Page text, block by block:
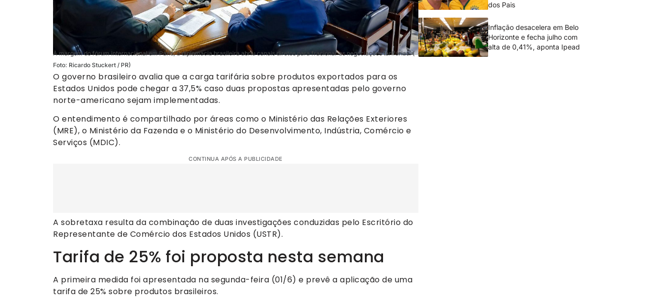
À margem do fórum internacional em Paris, a diplomacia brasileira abriu canais diretos para fracionar as negociações tarifárias. (
Foto: Ricardo Stuckert / PR)
O governo brasileiro avalia que a carga tarifária sobre produtos exportados para os
Estados Unidos pode chegar a 37,5% caso duas propostas apresentadas pelo governo
norte-americano sejam implementadas.
O entendimento é compartilhado por áreas como o Ministério das Relações Exteriores
(MRE), o Ministério da Fazenda e o Ministério do Desenvolvimento, Indústria, Comércio e
Serviços (MDIC).
CONTINUA APÓS A PUBLICIDADE
A sobretaxa resulta da combinação de duas investigações conduzidas pelo Escritório do
Representante de Comércio dos Estados Unidos (USTR).
Tarifa de 25% foi proposta nesta semana
A primeira medida foi apresentada na segunda-feira (01/6) e prevê a aplicação de uma
tarifa de 25% sobre produtos brasileiros.
dos Pais
Inflação desacelera em Belo
Horizonte e fecha julho com
alta de 0,41%, aponta Ipead